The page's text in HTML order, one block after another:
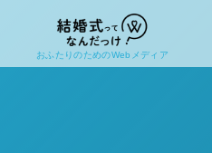
おふたりのためのWebメディア